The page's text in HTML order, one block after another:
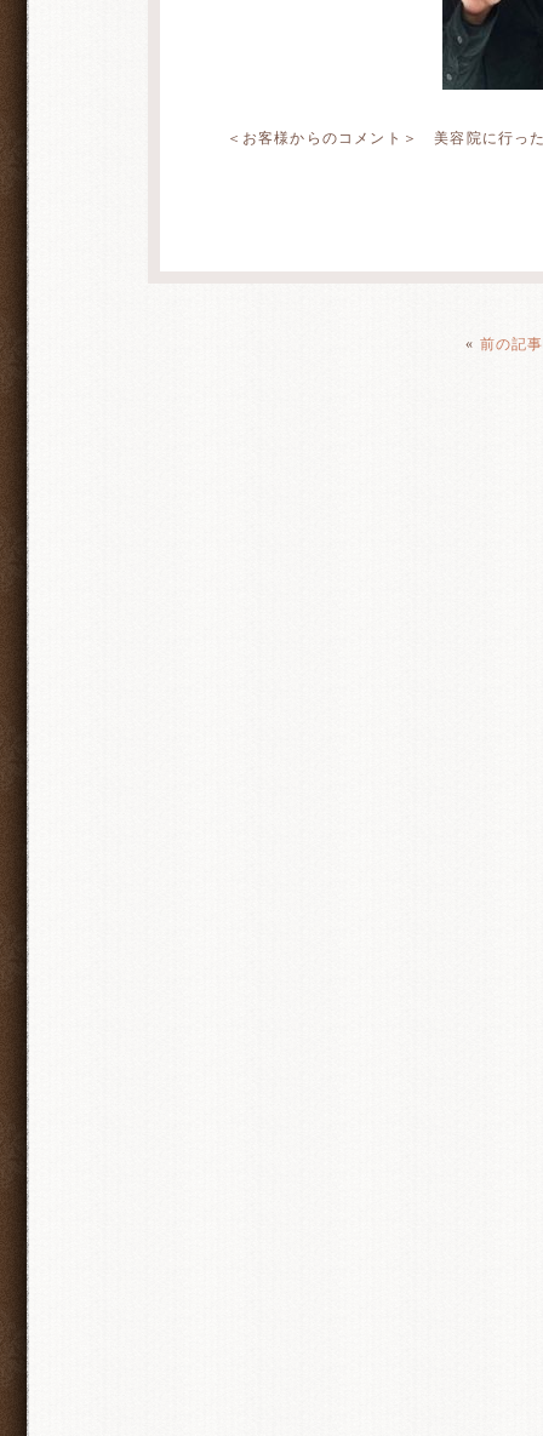
＜お客様からのコメント＞ 美容院に行っ
« 前の記